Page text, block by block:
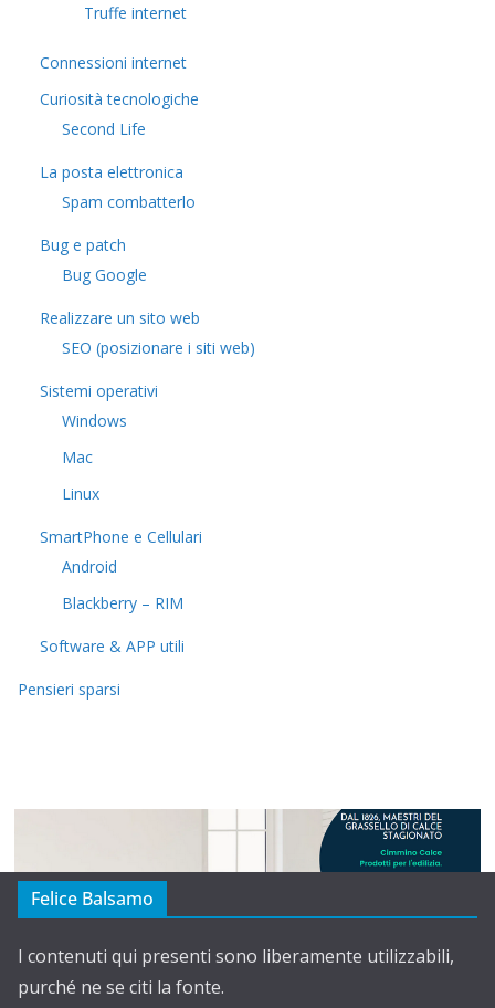
Truffe internet
Connessioni internet
Curiosità tecnologiche
​Second Life
La posta elettronica
Spam combatterlo
Bug e patch
Bug Google
Realizzare un sito web
SEO (posizionare i siti web)
Sistemi operativi
Windows
Mac
Linux
SmartPhone e Cellulari
Android
Blackberry – RIM
Software & APP utili
Pensieri sparsi
Felice Balsamo
I contenuti qui presenti sono liberamente utilizzabili,
purché ne se citi la fonte.